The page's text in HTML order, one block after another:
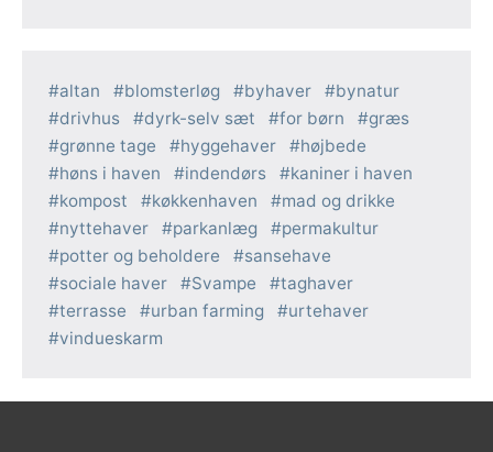
altan blomsterløg byhaver
bynatur
drivhus
dyrk-selv sæt for børn
græs
grønne tage
hyggehaver
højbede
høns i haven
indendørs
kaniner i haven
kompost
køkkenhaven
mad og drikke
nyttehaver
parkanlæg
permakultur
potter og beholdere
sansehave
sociale haver
Svampe
taghaver
terrasse
urban farming
urtehaver
vindueskarm